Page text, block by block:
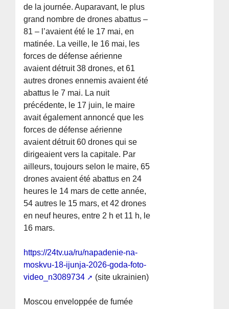
de la journée. Auparavant, le plus
grand nombre de drones abattus –
81 – l’avaient été le 17 mai, en
matinée. La veille, le 16 mai, les
forces de défense aérienne
avaient détruit 38 drones, et 61
autres drones ennemis avaient été
abattus le 7 mai. La nuit
précédente, le 17 juin, le maire
avait également annoncé que les
forces de défense aérienne
avaient détruit 60 drones qui se
dirigeaient vers la capitale. Par
ailleurs, toujours selon le maire, 65
drones avaient été abattus en 24
heures le 14 mars de cette année,
54 autres le 15 mars, et 42 drones
en neuf heures, entre 2 h et 11 h, le
16 mars.
https://24tv.ua/ru/napadenie-na-
moskvu-18-ijunja-2026-goda-foto-
video_n3089734
(site ukrainien)
Moscou enveloppée de fumée